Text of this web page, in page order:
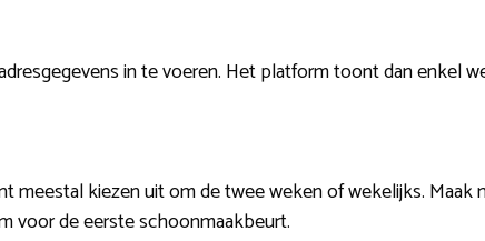
in te voeren. Het platform toont dan enkel
meestal kiezen uit om de twee weken of wekelijks. Maak
voor de eerste schoonmaakbeurt.